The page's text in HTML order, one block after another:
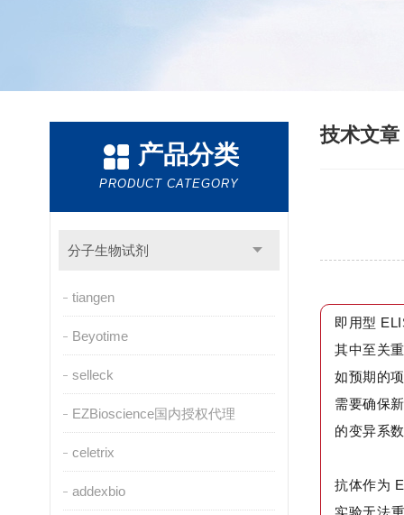
产品分类
PRODUCT CATEGORY
分子生物试剂
tiangen
Beyotime
selleck
EZBioscience国内授权代理
celetrix
addexbio
技术文章
即用型
其中至关
如预期的
需要确保
的变异系
抗体作为
实验无法